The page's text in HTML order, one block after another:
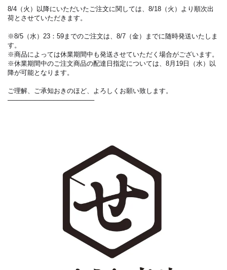
8/4（火）以降にいただいたご注文に関しては、8/18（火）より順次出
荷とさせていただきます。
※8/5（水）23：59までのご注文は、8/7（金）までに随時発送いたしま
す。
※商品によっては休業期間中も発送させていただく場合がございます。
※休業期間中のご注文商品の配達日指定については、8月19日（水）以
降が可能となります。
ご理解、ご承知おきのほど、よろしくお願い致します。
───────────────────